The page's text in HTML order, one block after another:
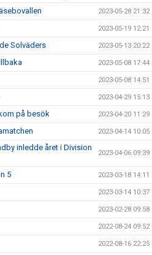
2023-05-28 21:32
2023-05-19 12:21
Solväders 2023-05-13 20:22
2023-05-08 17:44
2023-05-08 14:51
2023-04-29 15:13
på besök 2023-04-20 11:29
2023-04-14 10:05
inledde året i Division
2023-04-06 09:39
5 2023-03-18 14:11
2023-03-14 10:37
2023-02-28 09:58
2022-08-24 09:52
2022-08-16 22:25